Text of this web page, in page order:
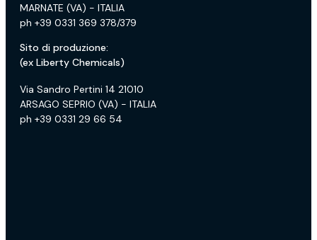
MARNATE (VA) - ITALIA
ph +39 0331 369 378/379
Sito di produzione:
(ex Liberty Chemicals)
Via Sandro Pertini 14 21010
ARSAGO SEPRIO (VA) - ITALIA
ph +39 0331 29 66 54